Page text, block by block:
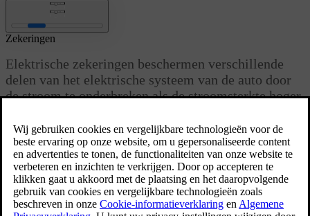
Bijgewerkt 16-04-2025
Zekeringen
Elektrische zekeringen beschermen verschillende
delen van het elektrische systeem van de auto door
de stroom te onderbreken als de stroomsterkte hoger
moet een doorgebrande zekering vervangen om de
volledige functionaliteit van het elektrische systeem
van de auto te herstellen.
Hier vind je de zekeringkastjes: